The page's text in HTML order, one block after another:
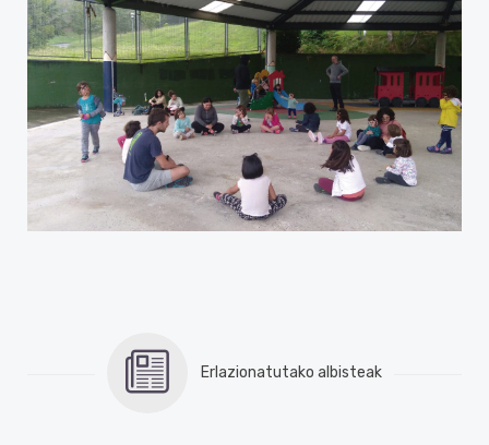
Erlazionatutako albisteak